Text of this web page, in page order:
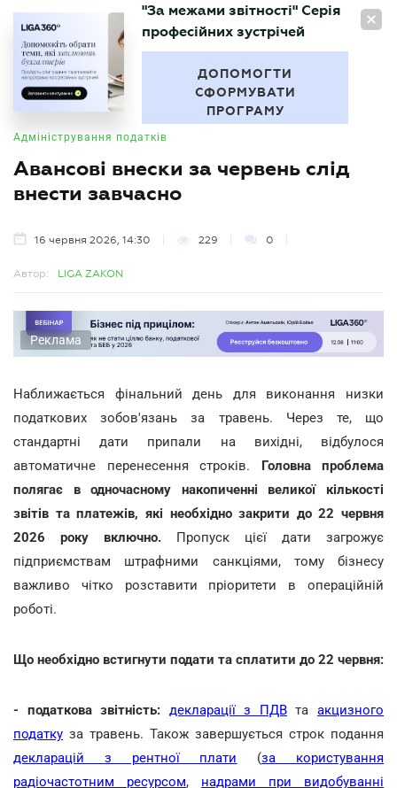
UA
БУХГАЛТЕР
"За межами звітності" Серія
професійних зустрічей
ДОПОМОГТИ
СФОРМУВАТИ
ПРОГРАМУ
Адміністрування податків
Авансові внески за червень слід
внести завчасно
16 червня 2026, 14:30 229 0
Автор: LIGA ZAKON
Реклама
Наближається фінальний день для виконання низки
податкових зобов'язань за травень. Через те, що
стандартні дати припали на вихідні, відбулося
автоматичне перенесення строків. Головна проблема
полягає в одночасному накопиченні великої кількості
звітів та платежів, які необхідно закрити до 22 червня
2026 року включно. Пропуск цієї дати загрожує
підприємствам штрафними санкціями, тому бізнесу
важливо чітко розставити пріоритети в операційній
роботі.
Що необхідно встигнути подати та сплатити до 22 червня:
- податкова звітність: декларації з ПДВтаакцизного
податку за травень. Також завершується строк подання
декларацій з рентної плати (за користування
радіочастотним ресурсом, надрами при видобуванні